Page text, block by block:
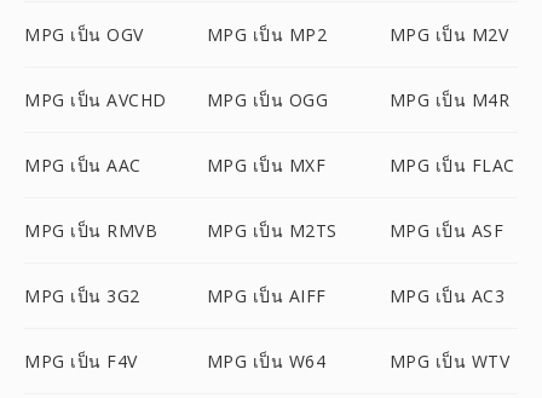
MPG เป็น OGV MPG เป็น MP2 MPG เป็น M2V
MPG เป็น AVCHD MPG เป็น OGG MPG เป็น M4R
MPG เป็น AAC MPG เป็น MXF MPG เป็น FLAC
MPG เป็น RMVB MPG เป็น M2TS MPG เป็น ASF
MPG เป็น 3G2 MPG เป็น AIFF MPG เป็น AC3
MPG เป็น F4V MPG เป็น W64 MPG เป็น WTV